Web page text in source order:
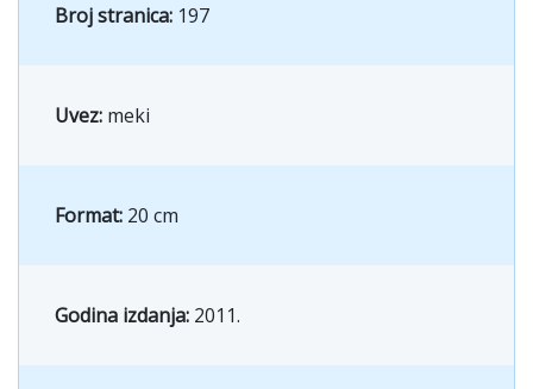
Broj stranica: 197
Uvez: meki
Format: 20 cm
Godina izdanja: 2011.